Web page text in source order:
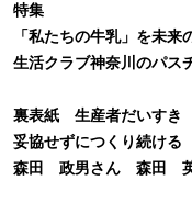
特集
「私たちの牛乳」を未来
生活クラブ神奈川のパス
裏表紙 生産者だいすき
妥協せずにつくり続ける
森田 政男さん 森田